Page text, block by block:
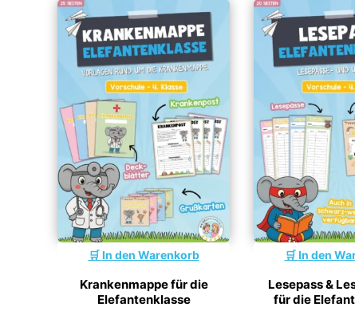
In den Warenkorb
Krankenmappe für die
Elefantenklasse
In den
Lesepass &
für die